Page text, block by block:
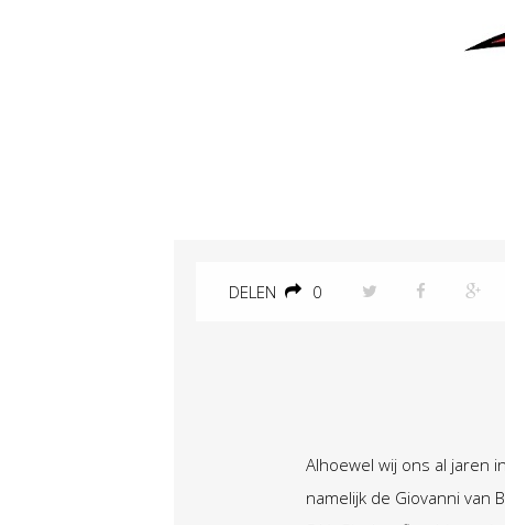
DELEN 0
Alhoewel wij ons al jaren
namelijk de Giovanni van